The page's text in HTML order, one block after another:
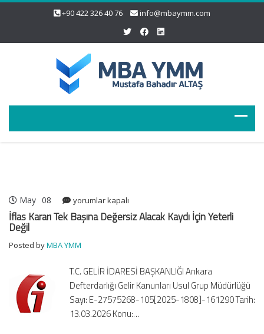
+90 422 326 40 76 info@mbaymm.com
May 08
İflas
Kararı
Tek
Değersiz
Kaydı
İçin
Yeterli
Değil
yorumlar kapalı
İflas Kararı Tek Başına Değersiz Alacak Kaydı İçin Yeterli
Değil
Posted byMBA YMM
T.C. GELİR İDARESİ BAŞKANLIĞI Ankara
Defterdarlığı Gelir Kanunları Usul Grup Müdürlüğü
Sayı: E-27575268-105[2025-1808]-161290 Tarih:
13.03.2026 Konu:…